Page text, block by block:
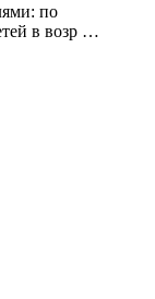
по
в возр …